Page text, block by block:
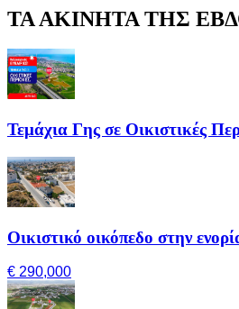
ΤΑ ΑΚΙΝΗΤΑ ΤΗΣ
Τεμάχια Γης σε Οικιστικές
Οικιστικό οικόπεδο στην
€ 290,000